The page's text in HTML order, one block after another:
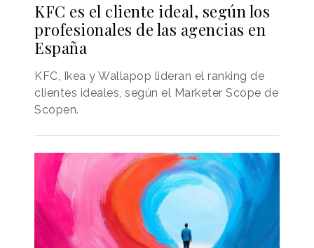
KFC es el cliente ideal, según los
profesionales de las agencias en
España
KFC, Ikea y Wallapop lideran el ranking de
clientes ideales, según el Marketer Scope de
Scopen.